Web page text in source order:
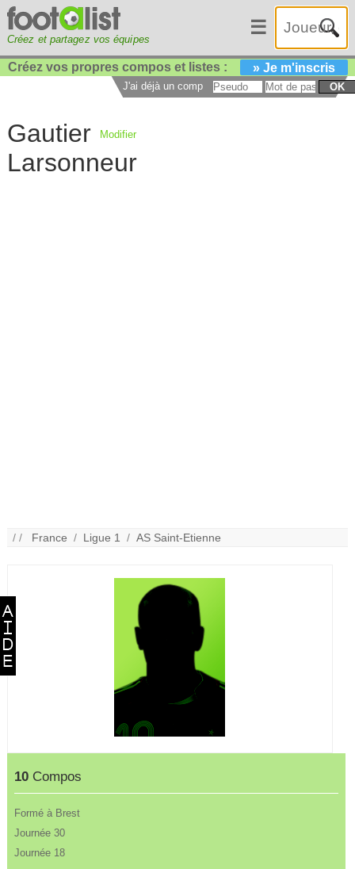
Créez et partagez vos équipes
☰
Créez vos propres compos et listes : » Je m'inscris
J'ai déjà un compte : OK
Gautier
Larsonneur
Modifier
/ / France / Ligue 1 /AS Saint-Etienne
10 Compos
Formé à Brest
Journée 30
Journée 18